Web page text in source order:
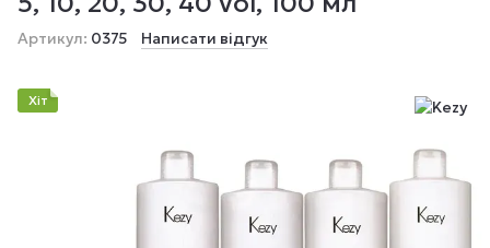
Артикул: 0375 Написати відгук
Хіт